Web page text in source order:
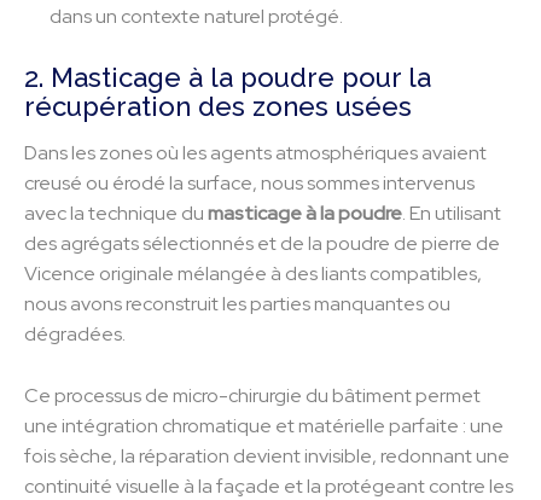
dans un contexte naturel protégé.
2. Masticage à la poudre pour la
récupération des zones usées
Dans les zones où les agents atmosphériques avaient
creusé ou érodé la surface, nous sommes intervenus
avec la technique dumasticage à la poudre. En utilisant
des agrégats sélectionnés et de la poudre de pierre de
Vicence originale mélangée à des liants compatibles,
nous avons reconstruit les parties manquantes ou
dégradées.
Ce processus de micro-chirurgie du bâtiment permet
une intégration chromatique et matérielle parfaite : une
fois sèche, la réparation devient invisible, redonnant une
continuité visuelle à la façade et la protégeant contre les